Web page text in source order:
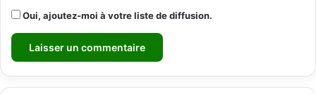
Oui, ajoutez-moi à votre liste de diffusion.